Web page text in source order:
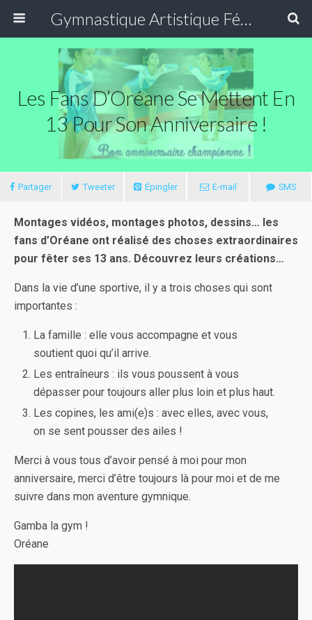
Gymnastique Artistique Féminine
Les Fans D’Oréane Se Mettent En
13 Pour Son Anniversaire !
Partager Tweeter Épingler E-mail SMS
Montages vidéos, montages photos, dessins… les
fans d’Oréane ont réalisé des choses extraordinaires
pour fêter ses 13 ans. Découvrez leurs créations…
Dans la vie d’une sportive, il y a trois choses qui sont
importantes :
La famille : elle vous accompagne et vous
soutient quoi qu’il arrive.
Les entraîneurs : ils vous poussent à vous
dépasser pour toujours aller plus loin et plus haut.
Les copines, les ami(e)s : avec elles, avec vous,
on se sent pousser des ailes !
Merci à vous tous d’avoir pensé à moi pour mon
anniversaire, merci d’être toujours là pour moi et de me
suivre dans mon aventure gymnique.
Gamba la gym !
Oréane